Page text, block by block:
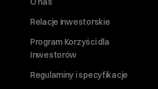
Relacje inwestorskie
Program Korzyści dla
Inwestorów
Regulaminy i specyfikacje